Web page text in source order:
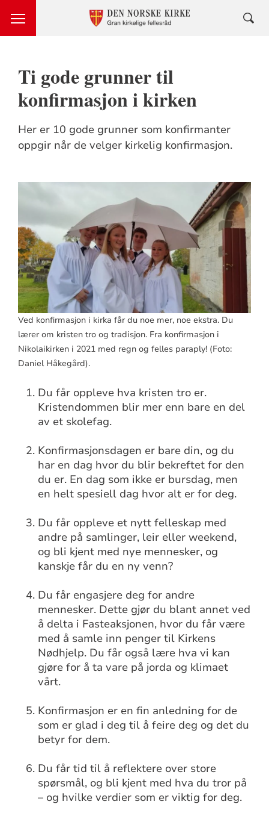
Ti gode grunner til
konfirmasjon i kirken
Her er 10 gode grunner som konfirmanter
oppgir når de velger kirkelig konfirmasjon.
Ved konfirmasjon i kirka får du noe mer, noe ekstra. Du
lærer om kristen tro og tradisjon. Fra konfirmasjon i
Nikolaikirken i 2021 med regn og felles paraply! (Foto:
Daniel Håkegård).
Du får oppleve hva kristen tro er.
Kristendommen blir mer enn bare en del
av et skolefag.
Konfirmasjonsdagen er bare din, og du
har en dag hvor du blir bekreftet for den
du er. En dag som ikke er bursdag, men
en helt spesiell dag hvor alt er for deg.
Du får oppleve et nytt felleskap med
andre på samlinger, leir eller weekend,
og bli kjent med nye mennesker, og
kanskje får du en ny venn?
Du får engasjere deg for andre
mennesker. Dette gjør du blant annet ved
å delta i Fasteaksjonen, hvor du får være
med å samle inn penger til Kirkens
Nødhjelp. Du får også lære hva vi kan
gjøre for å ta vare på jorda og klimaet
vårt.
Konfirmasjon er en fin anledning for de
som er glad i deg til å feire deg og det du
betyr for dem.
Du får tid til å reflektere over store
spørsmål, og bli kjent med hva du tror på
– og hvilke verdier som er viktig for deg.